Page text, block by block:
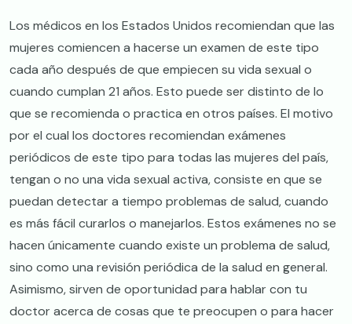
Los médicos en los Estados Unidos recomiendan que las
mujeres comiencen a hacerse un examen de este tipo
cada año después de que empiecen su vida sexual o
cuando cumplan 21 años. Esto puede ser distinto de lo
que se recomienda o practica en otros países. El motivo
por el cual los doctores recomiendan exámenes
periódicos de este tipo para todas las mujeres del país,
tengan o no una vida sexual activa, consiste en que se
puedan detectar a tiempo problemas de salud, cuando
es más fácil curarlos o manejarlos. Estos exámenes no se
hacen únicamente cuando existe un problema de salud,
sino como una revisión periódica de la salud en general.
Asimismo, sirven de oportunidad para hablar con tu
doctor acerca de cosas que te preocupen o para hacer